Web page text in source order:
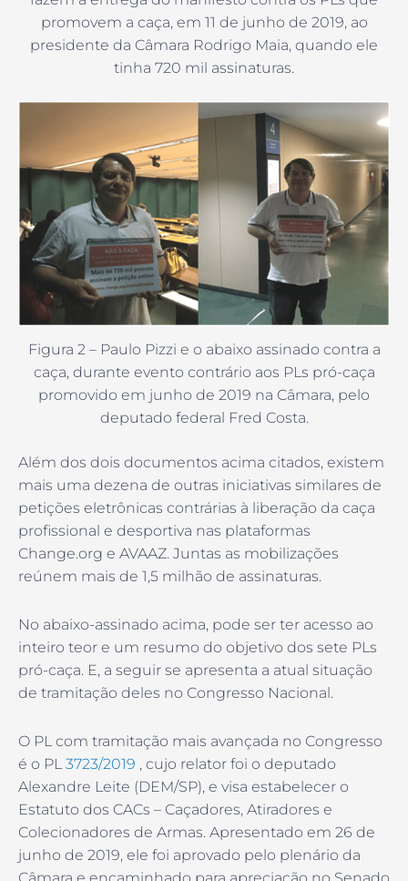
promovem a caça, em 11 de junho de 2019, ao
presidente da Câmara Rodrigo Maia, quando ele
tinha 720 mil assinaturas.
Figura 2 – Paulo Pizzi e o abaixo assinado contra a
caça, durante evento contrário aos PLs pró-caça
promovido em junho de 2019 na Câmara, pelo
deputado federal Fred Costa.
Além dos dois documentos acima citados, existem
mais uma dezena de outras iniciativas similares de
petições eletrônicas contrárias à liberação da caça
profissional e desportiva nas plataformas
Change.org e AVAAZ. Juntas as mobilizações
reúnem mais de 1,5 milhão de assinaturas.
No abaixo-assinado acima, pode ser ter acesso ao
inteiro teor e um resumo do objetivo dos sete PLs
pró-caça. E, a seguir se apresenta a atual situação
de tramitação deles no Congresso Nacional.
O PL com tramitação mais avançada no Congresso
é o PL3723/2019 , cujo relator foi o deputado
Alexandre Leite (DEM/SP), e visa estabelecer o
Estatuto dos CACs – Caçadores, Atiradores e
Colecionadores de Armas. Apresentado em 26 de
junho de 2019, ele foi aprovado pelo plenário da